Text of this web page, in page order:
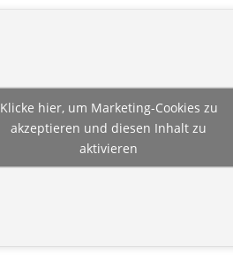
Klicke hier, um Marketing-Cookies zu
akzeptieren und diesen Inhalt zu
aktivieren